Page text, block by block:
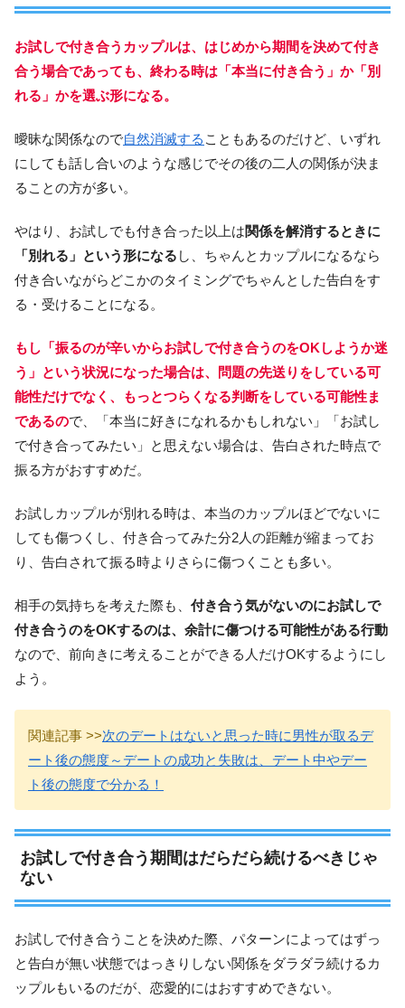
お試しで付き合うカップルは、はじめから期間を決めて付き
合う場合であっても、終わる時は「本当に付き合う」か「別
れる」かを選ぶ形になる。
曖昧な関係なので自然消滅する こともあるのだけど、いずれ
にしても話し合いのような感じでその後の二人の関係が決ま
ることの方が多い。
やはり、お試しでも付き合った以上は関係を解消するときに
「別れる」という形になる し、ちゃんとカップルになるなら
付き合いながらどこかのタイミングでちゃんとした告白をす
る・受けることになる。
もし「振るのが辛いからお試しで付き合うのをOKしようか迷
う」という状況になった場合は、問題の先送りをしている可
能性だけでなく、もっとつらくなる判断をしている可能性ま
であるので、「本当に好きになれるかもしれない」「お試し
で付き合ってみたい」と思えない場合は、告白された時点で
振る方がおすすめだ。
お試しカップルが別れる時は、本当のカップルほどでないに
しても傷つくし、付き合ってみた分2人の距離が縮まってお
り、告白されて振る時よりさらに傷つくことも多い。
相手の気持ちを考えた際も、 付き合う気がないのにお試しで
付き合うのをOKするのは、余計に傷つける可能性がある行動
なので、前向きに考えることができる人だけOKするようにし
よう。
関連記事 >>次のデートはないと思った時に男性が取るデ
ート後の態度～デートの成功と失敗は、デート中やデー
ト後の態度で分かる！
お試しで付き合う期間はだらだら続けるべきじゃ
ない
お試しで付き合うことを決めた際、パターンによってはずっ
と告白が無い状態ではっきりしない関係をダラダラ続けるカ
ップルもいるのだが、恋愛的にはおすすめできない。